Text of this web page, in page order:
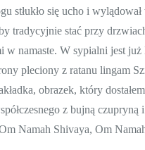
stłukło się ucho i
tradycyjnie stać przy
w namaste. W sypialni jest
pleciony z ratanu lingam
obrazek, który
z bujną
Namah Shivaya, Om